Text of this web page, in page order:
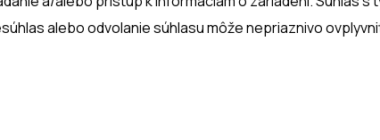
alebo odvolanie súhlasu môže nepriaznivo